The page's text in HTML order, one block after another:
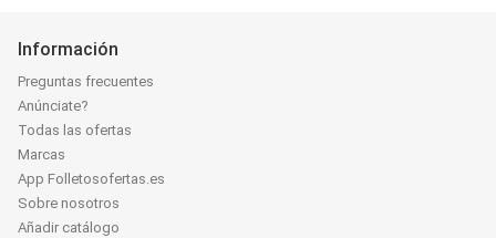
Información
Preguntas frecuentes
Anúnciate?
Todas las ofertas
Marcas
App Folletosofertas.es
Sobre nosotros
Añadir catálogo